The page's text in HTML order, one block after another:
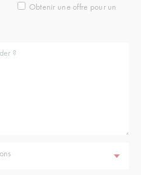
Obtenir une offre pour un